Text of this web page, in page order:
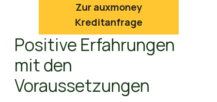
Zur auxmoney
Kreditanfrage
Positive Erfahrungen
mit den
Voraussetzungen